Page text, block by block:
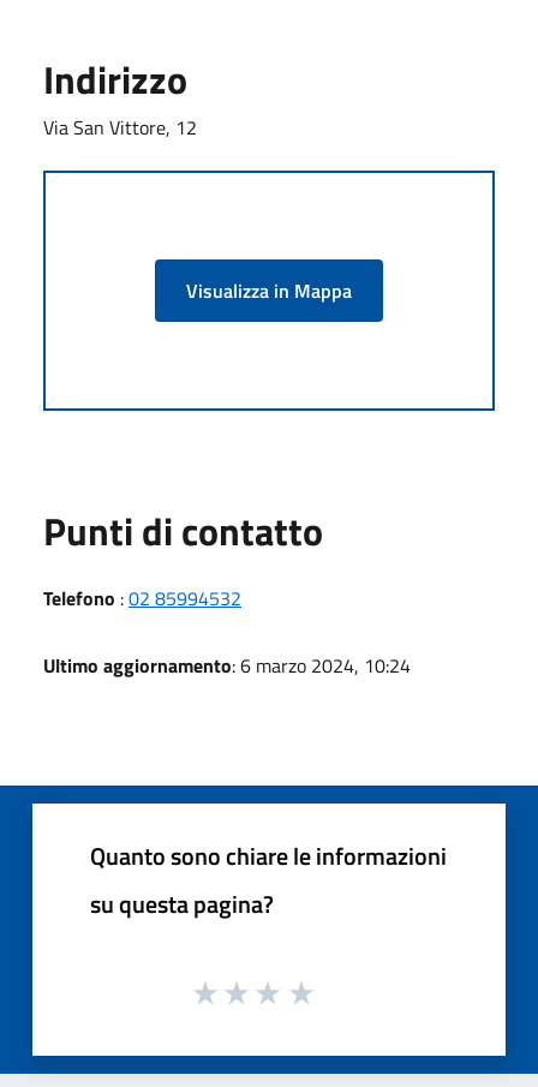
Indirizzo
Via San Vittore, 12
Visualizza in Mappa
Punti di contatto
Telefono :02 85994532
Ultimo aggiornamento: 6 marzo 2024, 10:24
Quanto sono chiare le informazioni
su questa pagina?